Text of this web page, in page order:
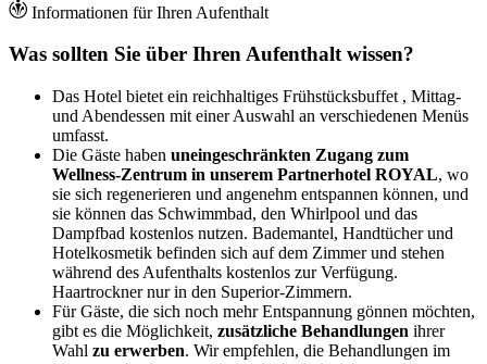
Informationen für Ihren Aufenthalt
Was sollten Sie über Ihren Aufenthalt wissen?
Das Hotel bietet ein reichhaltiges Frühstücksbuffet , Mittag-
und Abendessen mit einer Auswahl an verschiedenen Menüs
umfasst.
Die Gäste haben uneingeschränkten Zugang zum
Wellness-Zentrum in unserem Partnerhotel ROYAL, wo
sie sich regenerieren und angenehm entspannen können, und
sie können das Schwimmbad, den Whirlpool und das
Dampfbad kostenlos nutzen. Bademantel, Handtücher und
Hotelkosmetik befinden sich auf dem Zimmer und stehen
während des Aufenthalts kostenlos zur Verfügung.
Haartrockner nur in den Superior-Zimmern.
Für Gäste, die sich noch mehr Entspannung gönnen möchten,
gibt es die Möglichkeit, zusätzliche Behandlungen ihrer
Wahl zu erwerben. Wir empfehlen, die Behandlungen im